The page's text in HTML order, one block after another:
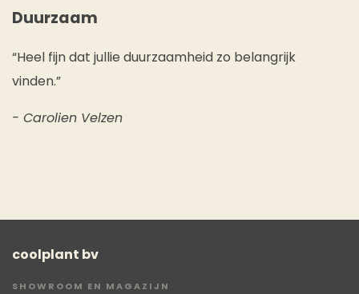
Duurzaam
“Heel fijn dat jullie duurzaamheid zo belangrijk
vinden.”
- Carolien Velzen
coolplant bv
SHOWROOM EN MAGAZIJN